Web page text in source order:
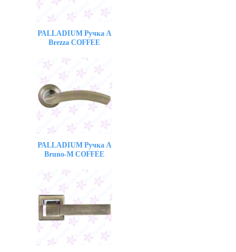
PALLADIUM Ручка A
Brezza COFFEE
PALLADIUM Ручка A
Bruno-M COFFEE